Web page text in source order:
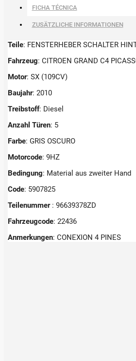
FICHA TÉCNICA
ZUSÄTZLICHE INFORMATIONEN
Teile: FENSTERHEBER SCHALTER
Fahrzeug: CITROEN GRAND C4
Motor: SX (109CV)
Baujahr: 2010
Treibstoff: Diesel
Anzahl Türen: 5
Farbe: GRIS OSCURO
Motorcode: 9HZ
Bedingung: Material aus zweiter Hand
Code: 5907825
Teilenummer : 96639378ZD
Fahrzeugcode: 22436
Anmerkungen: CONEXION 4 PINES